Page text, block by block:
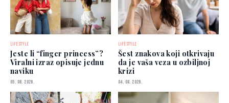
LIFESTYLE
Jeste li “finger princess”?
Viralni izraz opisuje jednu
naviku
05. 08. 2026.
LIFESTYLE
Šest znakova koji otkrivaju
da je vaša veza u ozbiljnoj
krizi
04. 08. 2026.